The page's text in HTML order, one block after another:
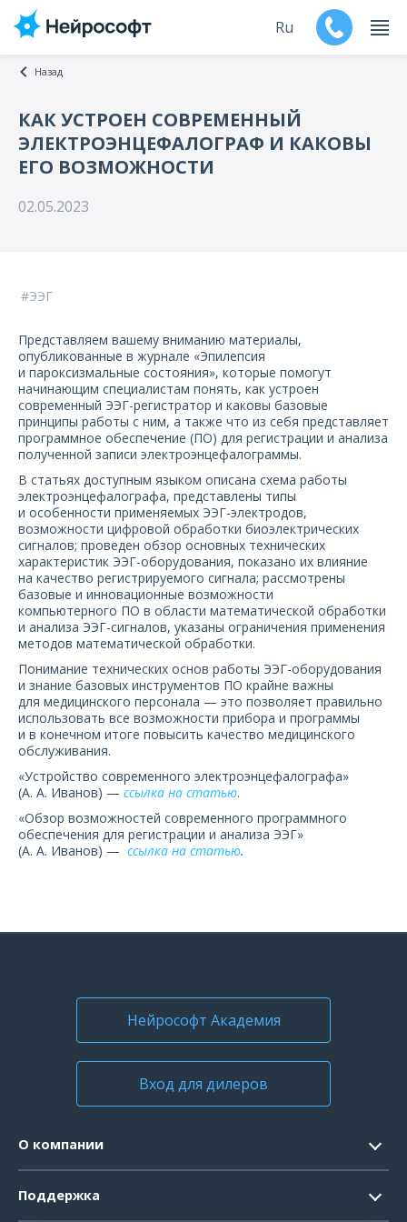
Продукты
Дилеры
О компании
Карьера
Ru
Назад
КАК УСТРОЕН СОВРЕМЕННЫЙ
ЭЛЕКТРОЭНЦЕФАЛОГРАФ И КАКОВЫ
ЕГО ВОЗМОЖНОСТИ
02.05.2023
ЭЭГ
Представляем вашему вниманию материалы,
опубликованные в журнале «Эпилепсия
и пароксизмальные состояния», которые помогут
начинающим специалистам понять, как устроен
современный ЭЭГ-регистратор и каковы базовые
принципы работы с ним, а также что из себя представляет
программное обеспечение (ПО) для регистрации и анализа
полученной записи электроэнцефалограммы.
В статьях доступным языком описана схема работы
электроэнцефалографа, представлены типы
и особенности применяемых ЭЭГ-электродов,
возможности цифровой обработки биоэлектрических
сигналов; проведен обзор основных технических
характеристик ЭЭГ-оборудования, показано их влияние
на качество регистрируемого сигнала; рассмотрены
базовые и инновационные возможности
компьютерного ПО в области математической обработки
и анализа ЭЭГ-сигналов, указаны ограничения применения
методов математической обработки.
Понимание технических основ работы ЭЭГ-оборудования
и знание базовых инструментов ПО крайне важны
для медицинского персонала — это позволяет правильно
использовать все возможности прибора и программы
и в конечном итоге повысить качество медицинского
обслуживания.
«Устройство современного электроэнцефалографа»
(А. А. Иванов) — ссылка на статью.
«Обзор возможностей современного программного
обеспечения для регистрации и анализа ЭЭГ»
(А. А. Иванов) — ссылка на статью.
Нейрософт Академия
Вход для дилеров
О компании
Официальные документы
Поддержка